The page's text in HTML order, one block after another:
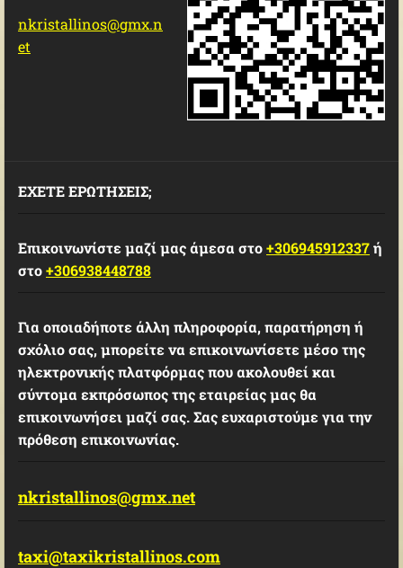
nkristallinos@gmx.n
et
ΕΧΕΤΕ ΕΡΩΤΗΣΕΙΣ;
Επικοινωνίστε μαζί μας άμεσα στο+306945912337ή
στο+306938448788
Για οποιαδήποτε άλλη πληροφορία, παρατήρηση ή
σχόλιο σας, μπορείτε να επικοινωνίσετε μέσο της
ηλεκτρονικής πλατφόρμας που ακολουθεί και
σύντομα εκπρόσωπος της εταιρείας μας θα
επικοινωνήσει μαζί σας. Σας ευχαριστούμε για την
πρόθεση επικοινωνίας.
nkristallinos@gmx.net
taxi@taxikristallinos.com